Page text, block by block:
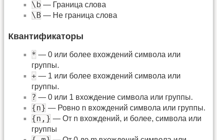
\b — Граница слова
\B — Не граница слова
Квантификаторы
* — 0 или более вхождений символа или
группы.
+ — 1 или более вхождений символа или
группы.
? — 0 или 1 вхождение символа или группы.
{n} — Ровно n вхождений символа или группы.
{n,} — От n вхождений, и более, символа или
группы